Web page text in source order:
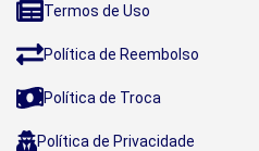
Termos de Uso
Política de Reembolso
Política de Troca
Política de Privacidade